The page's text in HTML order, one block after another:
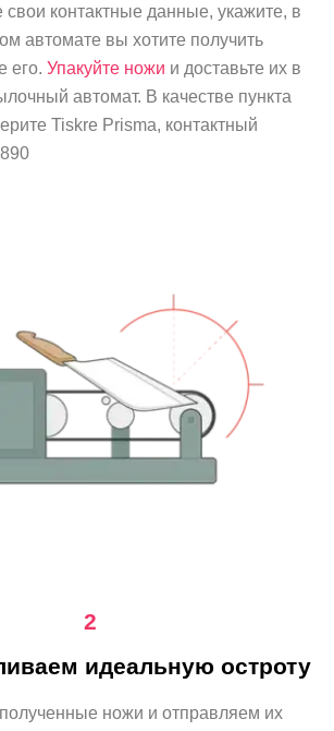
свои контактные данные, укажите, в
автомате вы хотите получить
его. Упакуйте ножи и доставьте их в
автомат. В качестве пункта
Tiskre Prisma, контактный
90
2
идеальную остроту
ножи и отправляем их